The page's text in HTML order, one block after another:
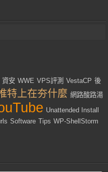
資安 WWE VPS評測 VestaCP 後
特上在夯什麼 網路酸路湯
Unattended Install
Software Tips WP-ShellStorm